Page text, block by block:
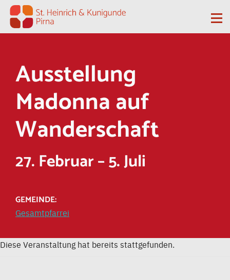
Zum Inhalt springen
Ausstellung
Madonna auf
Wanderschaft
27. Februar–5. Juli
GEMEINDE:
Gesamtpfarrei
Diese Veranstaltung hat bereits stattgefunden.